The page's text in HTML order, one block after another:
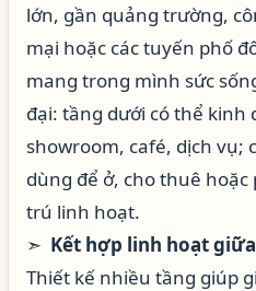
lớn, gần quảng trường,
mại hoặc các tuyến phố
mang trong mình sức
đại: tầng dưới có thể kinh
showroom, café, dịch vụ;
dùng để ở, cho thuê
trú linh hoạt.
➣ Kết hợp linh hoạt
Thiết kế nhiều tầng giúp